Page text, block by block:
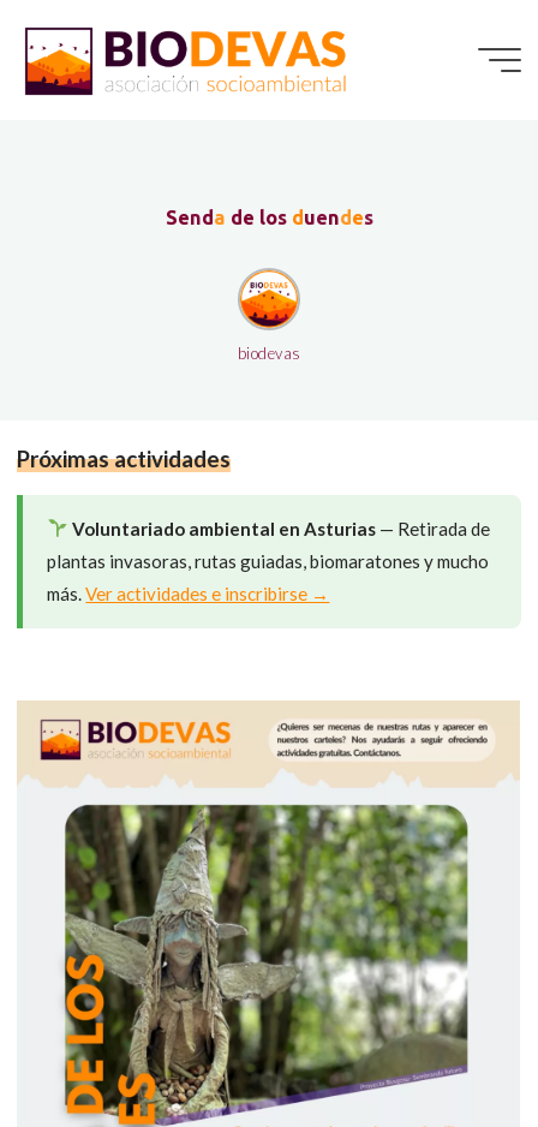
contenido
Send a d e los d uend es
biodevas
Próximas actividades
Voluntariado ambiental en Asturias— Retirada de
plantas invasoras, rutas guiadas, biomaratones y mucho
más.Ver actividades e inscribirse →